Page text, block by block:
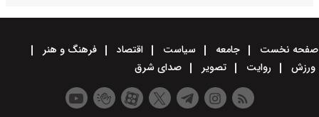
صفحه نخست جامعه سیاست اقتصاد
فرهنگ و هنر
ورزش
روایت تصویر صدای شرق